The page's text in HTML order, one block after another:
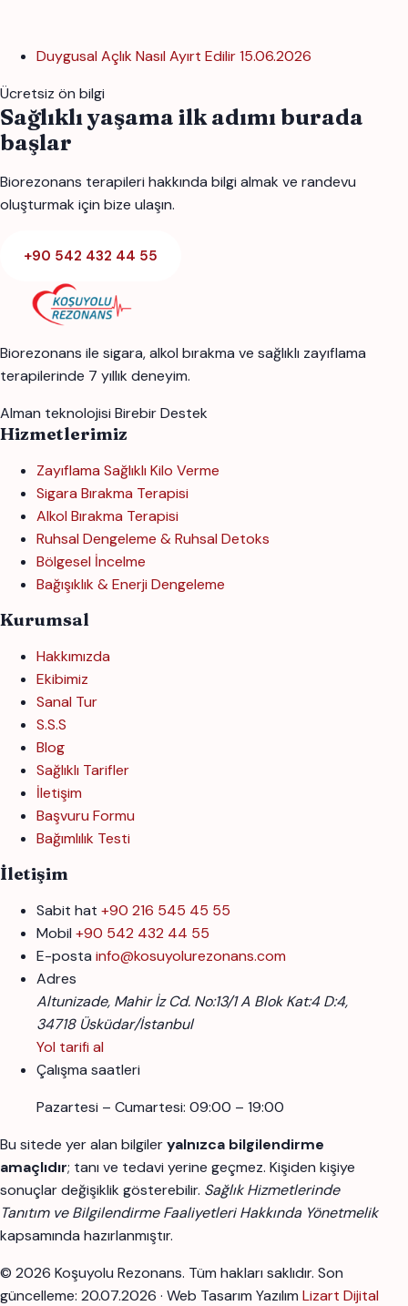
Duygusal Açlık Nasıl Ayırt Edilir15.06.2026
Ücretsiz ön bilgi
Sağlıklı yaşama ilk adımı burada
başlar
Biorezonans terapileri hakkında bilgi almak ve randevu
oluşturmak için bize ulaşın.
+90 542 432 44 55
Biorezonans ile sigara, alkol bırakma ve sağlıklı zayıflama
terapilerinde 7 yıllık deneyim.
Alman teknolojisi Birebir Destek
Hizmetlerimiz
Zayıflama Sağlıklı Kilo Verme
Sigara Bırakma Terapisi
Alkol Bırakma Terapisi
Ruhsal Dengeleme & Ruhsal Detoks
Bölgesel İncelme
Bağışıklık & Enerji Dengeleme
Kurumsal
Hakkımızda
Ekibimiz
Sanal Tur
S.S.S
Blog
Sağlıklı Tarifler
İletişim
Başvuru Formu
Bağımlılık Testi
İletişim
Sabit hat +90 216 545 45 55
Mobil +90 542 432 44 55
E-posta info@kosuyolurezonans.com
Adres
Altunizade, Mahir İz Cd. No:13/1 A Blok Kat:4 D:4,
34718 Üsküdar/İstanbul
Yol tarifi al
Çalışma saatleri
Pazartesi – Cumartesi: 09:00 – 19:00
Bu sitede yer alan bilgileryalnızca bilgilendirme
amaçlıdır; tanı ve tedavi yerine geçmez. Kişiden kişiye
sonuçlar değişiklik gösterebilir. Sağlık Hizmetlerinde
Tanıtım ve Bilgilendirme Faaliyetleri Hakkında Yönetmelik
kapsamında hazırlanmıştır.
© 2026 Koşuyolu Rezonans. Tüm hakları saklıdır. Son
güncelleme: 20.07.2026 · Web Tasarım Yazılım Lizart Dijital